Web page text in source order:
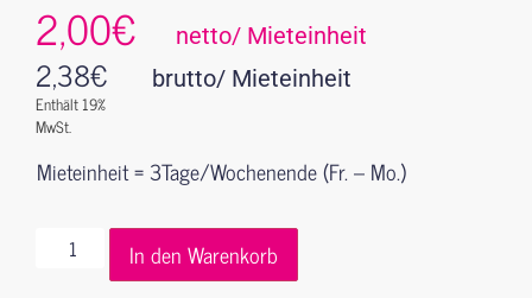
2,00€ netto/ Mieteinheit
2,38€
Enthält 19%
MwSt.
brutto/ Mieteinheit
Mieteinheit = 3Tage/Wochenende (Fr. – Mo.)
In den Warenkorb